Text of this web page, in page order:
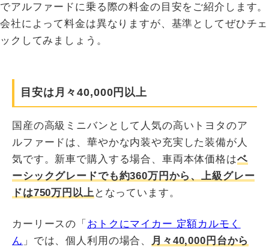
でアルファードに乗る際の料金の目安をご紹介します。
会社によって料金は異なりますが、基準としてぜひチェ
ックしてみましょう。
目安は月々40,000円以上
国産の高級ミニバンとして人気の高いトヨタのア
ルファードは、華やかな内装や充実した装備が人
気です。新車で購入する場合、車両本体価格はベ
ーシックグレードでも約360万円から、上級グレー
ドは750万円以上 となっています。
カーリースの「​ おトクにマイカー 定額カルモく
ん 」では、個人利用の場合、
月々40,000円台から